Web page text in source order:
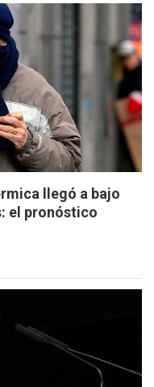
llegó a bajo
el pronóstico